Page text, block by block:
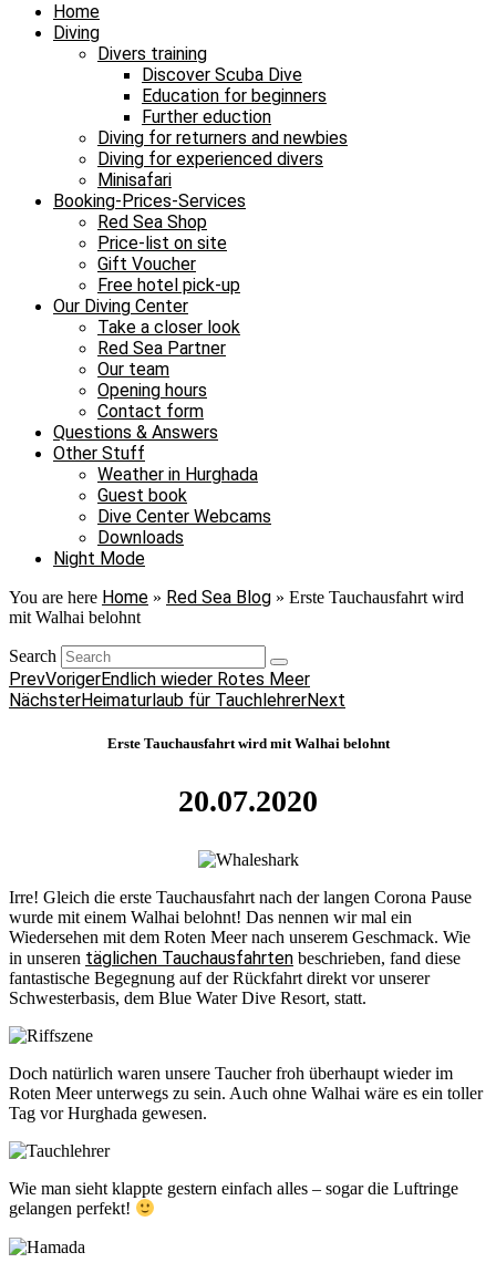
Home
Diving
Divers training
Discover Scuba Dive
Education for beginners
Further eduction
Diving for returners and newbies
Diving for experienced divers
Minisafari
Booking-Prices-Services
Red Sea Shop
Price-list on site
Gift Voucher
Free hotel pick-up
Our Diving Center
Take a closer look
Red Sea Partner
Our team
Opening hours
Contact form
Questions & Answers
Other Stuff
Weather in Hurghada
Guest book
Dive Center Webcams
Downloads
Night Mode
You are here Home » Red Sea Blog » Erste Tauchausfahrt wird
mit Walhai belohnt
Search
PrevVorigerEndlich wieder Rotes Meer
NächsterHeimaturlaub für TauchlehrerNext
Erste Tauchausfahrt wird mit Walhai belohnt
20.07.2020
Irre! Gleich die erste Tauchausfahrt nach der langen Corona Pause
wurde mit einem Walhai belohnt! Das nennen wir mal ein
Wiedersehen mit dem Roten Meer nach unserem Geschmack. Wie
in unseren täglichen Tauchausfahrten beschrieben, fand diese
fantastische Begegnung auf der Rückfahrt direkt vor unserer
Schwesterbasis, dem Blue Water Dive Resort, statt.
Doch natürlich waren unsere Taucher froh überhaupt wieder im
Roten Meer unterwegs zu sein. Auch ohne Walhai wäre es ein toller
Tag vor Hurghada gewesen.
Wie man sieht klappte gestern einfach alles – sogar die Luftringe
gelangen perfekt!